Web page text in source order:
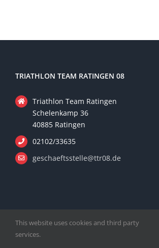
TRIATHLON TEAM RATINGEN 08
Triathlon Team Ratingen
Schelenkamp 36
40885 Ratingen
02102/33635
geschaeftsstelle@ttr08.de
NAVIGATION
This website uses cookies and third party
services.